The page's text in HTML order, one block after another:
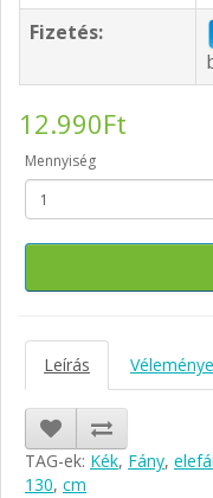
Fizetés:
12.990Ft
Mennyiség
Leírás
TAG-ek: Kék, Fány,
130, cm